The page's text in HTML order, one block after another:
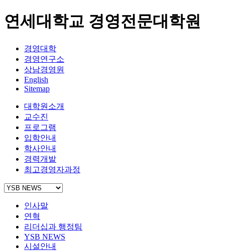
연세대학교 경영전문대학원
경영대학
경영연구소
상남경영원
English
Sitemap
대학원소개
교수진
프로그램
입학안내
학사안내
경력개발
최고경영자과정
인사말
연혁
리더십과 행정팀
YSB NEWS
시설안내